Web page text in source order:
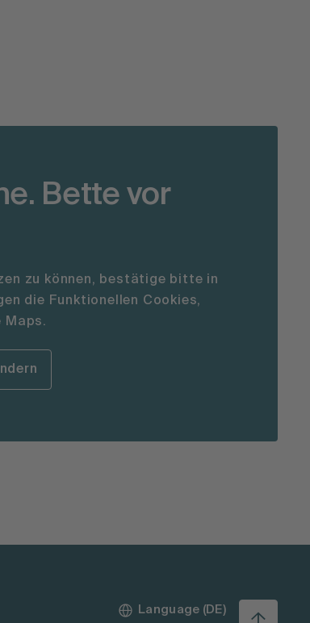
Bette vor
zu können, bestätige bitte in
die Funktionellen Cookies,
Maps.
Language (DE)